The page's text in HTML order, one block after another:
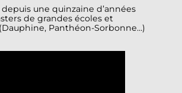
une quinzaine d’années
de grandes écoles et
Panthéon-Sorbonne…)